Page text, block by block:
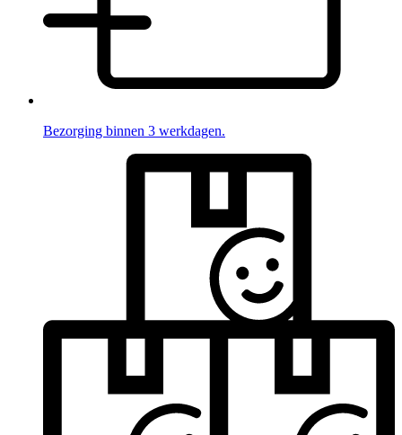
Bezorging binnen 3 werkdagen.